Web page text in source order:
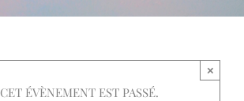
CET ÉVÈNEMENT EST PASSÉ.
×